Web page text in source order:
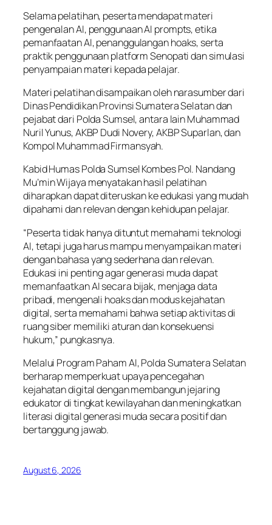
Selama pelatihan, peserta mendapat materi
pengenalan AI, penggunaan AI prompts, etika
pemanfaatan AI, penanggulangan hoaks, serta
praktik penggunaan platform Senopati dan simulasi
penyampaian materi kepada pelajar.
Materi pelatihan disampaikan oleh narasumber dari
Dinas Pendidikan Provinsi Sumatera Selatan dan
pejabat dari Polda Sumsel, antara lain Muhammad
Nuril Yunus, AKBP Dudi Novery, AKBP Suparlan, dan
Kompol Muhammad Firmansyah.
Kabid Humas Polda Sumsel Kombes Pol. Nandang
Mu’min Wijaya menyatakan hasil pelatihan
diharapkan dapat diteruskan ke edukasi yang mudah
dipahami dan relevan dengan kehidupan pelajar.
“Peserta tidak hanya dituntut memahami teknologi
AI, tetapi juga harus mampu menyampaikan materi
dengan bahasa yang sederhana dan relevan.
Edukasi ini penting agar generasi muda dapat
memanfaatkan AI secara bijak, menjaga data
pribadi, mengenali hoaks dan modus kejahatan
digital, serta memahami bahwa setiap aktivitas di
ruang siber memiliki aturan dan konsekuensi
hukum,” pungkasnya.
Melalui Program Paham AI, Polda Sumatera Selatan
berharap memperkuat upaya pencegahan
kejahatan digital dengan membangun jejaring
edukator di tingkat kewilayahan dan meningkatkan
literasi digital generasi muda secara positif dan
bertanggung jawab.
August 6, 2026